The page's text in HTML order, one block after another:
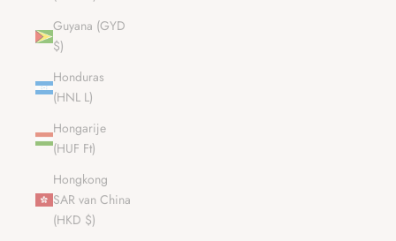
Guyana (GYD
$)
Honduras
(HNL L)
Hongarije
(HUF Ft)
Hongkong
SAR van China
(HKD $)